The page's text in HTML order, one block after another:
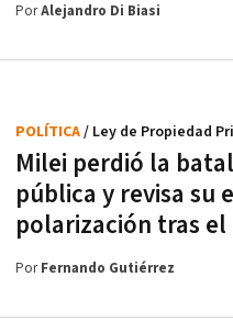
PorAlejandro Di Biasi
Milei perdió la
pública y revisa su
polarización tras
POLÍTICA/ Ley de Propiedad
PorFernando Gutiérrez